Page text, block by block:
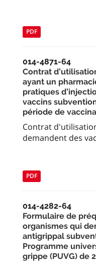
PDF
014-4871-64
Contrat
ayant un
pratiques
vaccins
période de
Contrat
demandent des
PDF
014-4282-64
Formulaire de
organismes qui
antigrippal
Programme
grippe (PUVG) de